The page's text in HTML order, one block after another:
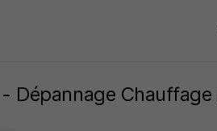
Dépannage Chauffage